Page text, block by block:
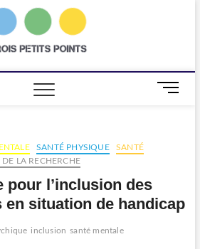
points M
o
SANTÉ PHYSIQUE
SANTÉ
LA RECHERCHE
pour l’inclusion des
en situation de handicap
inclusion santé mentale